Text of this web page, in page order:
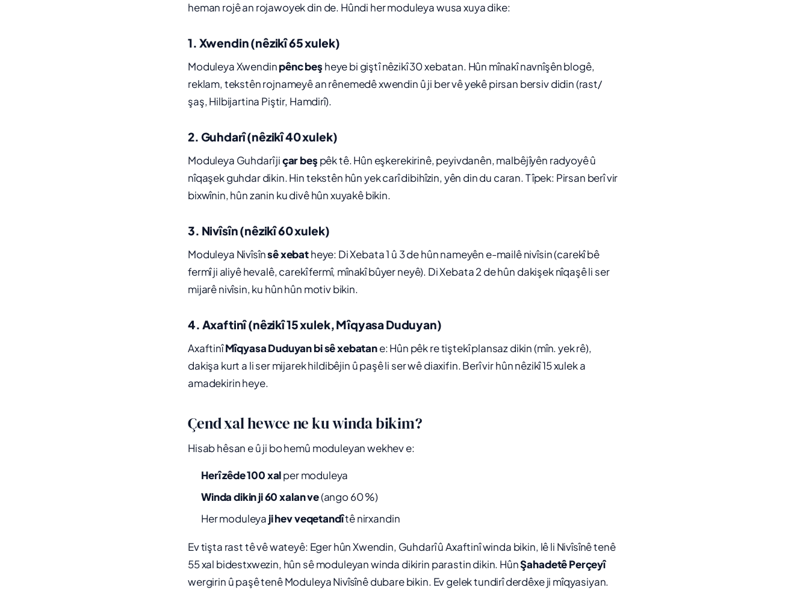
heman rojê an rojawoyek din de. Hûndi her moduleya wusa xuya dike:
1. Xwendin (nêzikî 65 xulek)
Moduleya Xwendinpênc beş heye bi giştî nêzikî 30 xebatan. Hûn mînakî navnîşên blogê,
reklam, tekstên rojnameyê an rênemedê xwendin û ji ber vê yekê pirsan bersiv didin (rast/
şaş, Hilbijartina Piştir, Hamdirî).
2. Guhdarî (nêzikî 40 xulek)
Moduleya Guhdarî jiçar beş pêk tê. Hûn eşkerekirinê, peyivdanên, malbêjîyên radyoyê û
nîqaşek guhdar dikin. Hin tekstên hûn yek carî dibihîzin, yên din du caran. Tîpek: Pirsan berî vir
bixwînin, hûn zanin ku divê hûn xuyakê bikin.
3. Nivîsîn (nêzikî 60 xulek)
Moduleya Nivîsînsê xebatheye: Di Xebata 1 û 3 de hûn nameyên e-mailê nivîsin (carekî bê
fermî ji aliyê hevalê, carekî fermî, mînakî bûyer neyê). Di Xebata 2 de hûn dakişek nîqaşê li ser
mijarê nivîsin, ku hûn hûn motiv bikin.
4. Axaftinî (nêzikî 15 xulek, Mîqyasa Duduyan)
AxaftinîMîqyasa Duduyan bi sê xebatane: Hûn pêk re tiştekî plansaz dikin (mîn. yek rê),
dakişa kurt a li ser mijarek hildibêjin û paşê li ser wê diaxifin. Berî vir hûn nêzikî 15 xulek a
amadekirin heye.
Çend xal hewce ne ku winda bikim?
Hisab hêsan e û ji bo hemû moduleyan wekhev e:
Herî zêde 100 xalper moduleya
Winda dikin ji 60 xalan ve(ango 60 %)
Her moduleya ji hev veqetandîtê nirxandin
Ev tişta rast tê vê wateyê: Eger hûn Xwendin, Guhdarî û Axaftinî winda bikin, lê li Nivîsînê tenê
55 xal bidestxwezin, hûn sê moduleyan winda dikirin parastin dikin. HûnŞahadetê Perçeyî
wergirin û paşê tenê Moduleya Nivîsînê dubare bikin. Ev gelek tundirî derdêxe ji mîqyasiyan.